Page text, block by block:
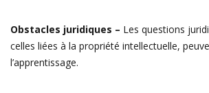
Obstacles juridiques – Les questions
celles liées à la propriété intellectuelle,
l’apprentissage.